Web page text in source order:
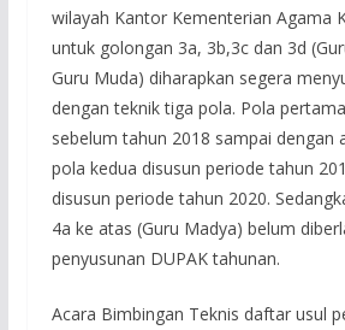
wilayah Kantor Kementerian Agama
untuk golongan 3a, 3b,3c dan 3d
Guru Muda) diharapkan segera
dengan teknik tiga pola. Pola
sebelum tahun 2018 sampai dengan
pola kedua disusun periode tahun
disusun periode tahun 2020.
4a ke atas (Guru Madya) belum
penyusunan DUPAK tahunan.
Acara Bimbingan Teknis daftar usul